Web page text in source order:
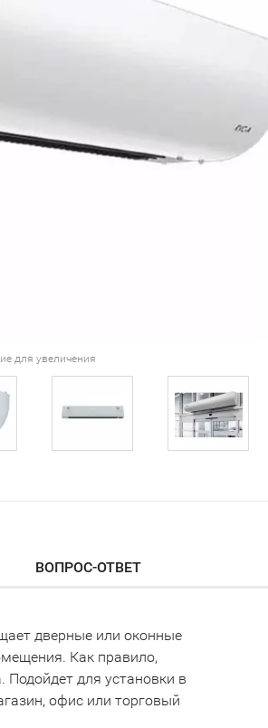
для увеличения
ВОПРОС-ОТВЕТ
дверные или оконные
Как правило,
Подойдет для установки в
офис или торговый